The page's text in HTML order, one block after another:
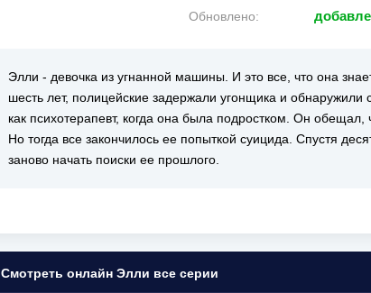
Обновлено:
Элли - девочка из угнанной машины. И это все, что она
шесть лет, полицейские задержали угонщика и
как психотерапевт, когда она была подростком. Он обещал,
Но тогда все закончилось ее попыткой суицида. Спустя
заново начать поиски ее прошлого.
Смотреть онлайн Элли все серии